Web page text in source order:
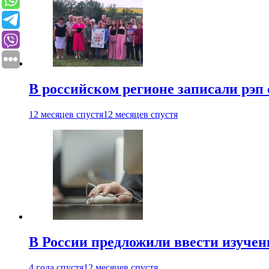
В российском регионе записали
12 месяцев спустя12 месяцев спустя
В России предложили ввести